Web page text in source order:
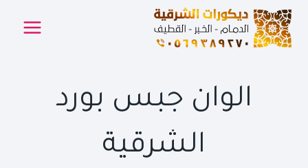
التجاوز
المحتوى
الوان جبس بورد
الشرقية